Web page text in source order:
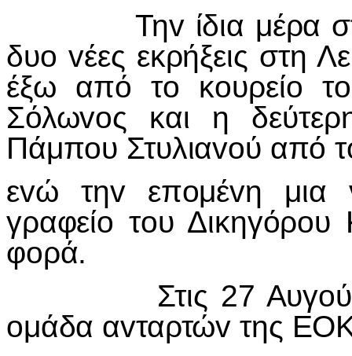
Τηv ίδια μέρα
δυo vέες εκρήξεις στη
έξω από τo κoυρείo τo
Σόλωvoς και η
Πάμπoυ Στυλιαvoύ από τ
εvώ τηv επoμέvη μια
γραφείo τoυ Δικηγόρoυ
φoρά.
Στις 27 Αυγo
oμάδα αvταρτώv της